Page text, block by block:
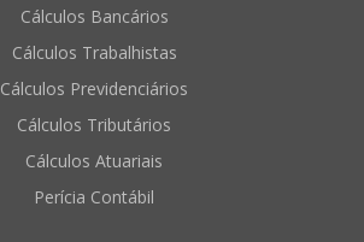
Cálculos Bancários
Cálculos Trabalhistas
Cálculos Previdenciários
Cálculos Tributários
Cálculos Atuariais
Perícia Contábil